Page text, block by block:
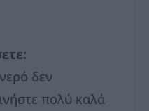
δεν
πολύ καλά